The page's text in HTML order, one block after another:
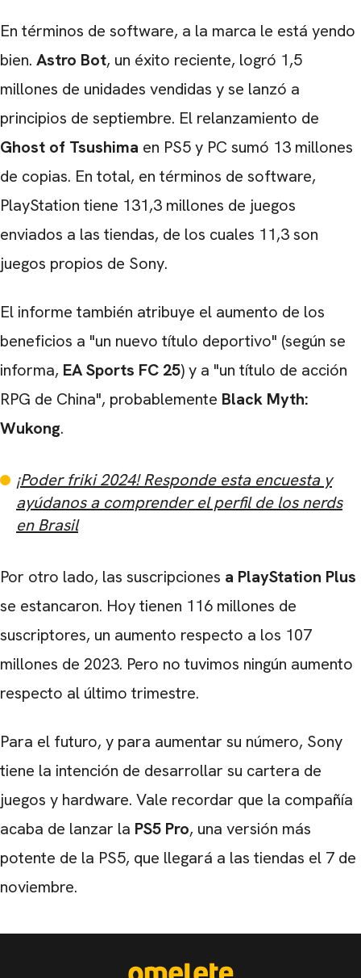
En términos de software, a la marca le está yendo
bien. Astro Bot, un éxito reciente, logró 1,5
millones de unidades vendidas y se lanzó a
principios de septiembre. El relanzamiento de
Ghost of Tsushima en PS5 y PC sumó 13 millones
de copias. En total, en términos de software,
PlayStation tiene 131,3 millones de juegos
enviados a las tiendas, de los cuales 11,3 son
juegos propios de Sony.
El informe también atribuye el aumento de los
beneficios a "un nuevo título deportivo" (según se
informa, EA Sports FC 25) y a "un título de acción
RPG de China", probablemente Black Myth:
Wukong.
¡Poder friki 2024! Responde esta encuesta y
ayúdanos a comprender el perfil de los nerds
en Brasil
Por otro lado, las suscripciones a PlayStation Plus
se estancaron. Hoy tienen 116 millones de
suscriptores, un aumento respecto a los 107
millones de 2023. Pero no tuvimos ningún aumento
respecto al último trimestre.
Para el futuro, y para aumentar su número, Sony
tiene la intención de desarrollar su cartera de
juegos y hardware. Vale recordar que la compañía
acaba de lanzar la PS5 Pro, una versión más
potente de la PS5, que llegará a las tiendas el 7 de
noviembre.
CARREGANDO PUBLICIDADE